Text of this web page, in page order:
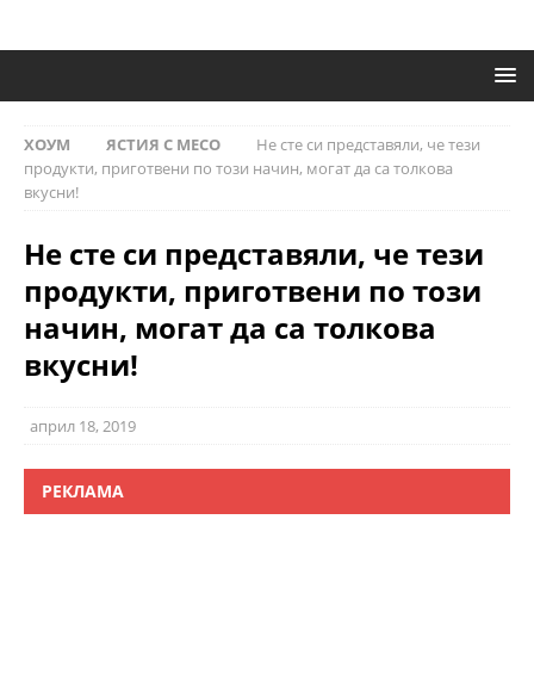
ХОУМ ЯСТИЯ С МЕСО
Не сте си представяли, че тези
продукти, приготвени по този начин, могат да са толкова
вкусни!
Не сте си представяли, че тези
продукти, приготвени по този
начин, могат да са толкова
вкусни!
април 18, 2019
РЕКЛАМА